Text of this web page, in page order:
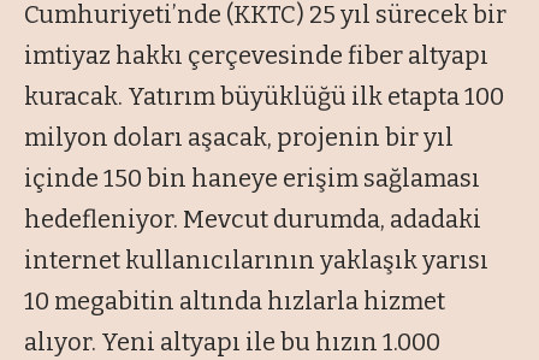
Cumhuriyeti’nde (KKTC) 25 yıl sürecek bir
imtiyaz hakkı çerçevesinde fiber altyapı
kuracak. Yatırım büyüklüğü ilk etapta 100
milyon doları aşacak, projenin bir yıl
içinde 150 bin haneye erişim sağlaması
hedefleniyor. Mevcut durumda, adadaki
internet kullanıcılarının yaklaşık yarısı
10 megabitin altında hızlarla hizmet
alıyor. Yeni altyapı ile bu hızın 1.000